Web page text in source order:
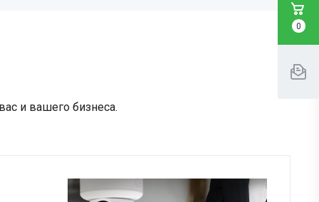
и вашего бизнеса.
0